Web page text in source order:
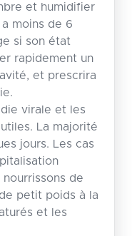
et humidifier
a moins de 6
si son état
rapidement un
et prescrira
virale et les
La majorité
jours. Les cas
de
petit poids à la
et les